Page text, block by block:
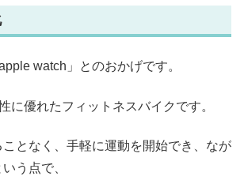
watch」とのおかげです。
に優れたフィットネスバイクです。
ことなく、手軽に運動を開始でき、なが
う点で、